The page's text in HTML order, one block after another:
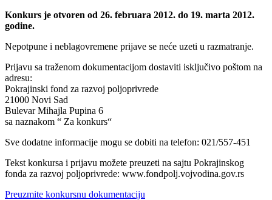
Konkurs je otvoren od 26. februara 2012. do 19. marta 2012.
godine.
Nepotpune i neblagovremene prijave se neće uzeti u razmatranje.
Prijavu sa traženom dokumentacijom dostaviti isključivo poštom na
adresu:
Pokrajinski fond za razvoj poljoprivrede
21000 Novi Sad
Bulevar Mihajla Pupina 6
sa naznakom “ Za konkurs“
Sve dodatne informacije mogu se dobiti na telefon: 021/557-451
Tekst konkursa i prijavu možete preuzeti na sajtu Pokrajinskog
fonda za razvoj poljoprivrede: www.fondpolj.vojvodina.gov.rs
Preuzmite konkursnu dokumentaciju